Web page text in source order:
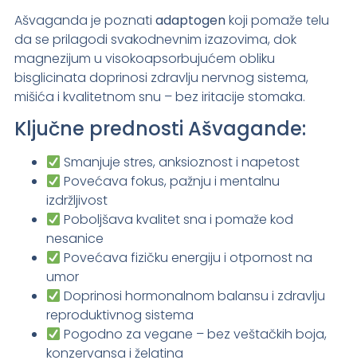
Ašvaganda je poznati adaptogenkoji pomaže telu
da se prilagodi svakodnevnim izazovima, dok
magnezijum u visokoapsorbujućem obliku
bisglicinata doprinosi zdravlju nervnog sistema,
mišića i kvalitetnom snu – bez iritacije stomaka.
Ključne prednosti Ašvagande:
Smanjuje stres, anksioznost i napetost
Povećava fokus, pažnju i mentalnu
izdržljivost
Poboljšava kvalitet sna i pomaže kod
nesanice
Povećava fizičku energiju i otpornost na
umor
Doprinosi hormonalnom balansu i zdravlju
reproduktivnog sistema
Pogodno za vegane – bez veštačkih boja,
konzervansa i želatina